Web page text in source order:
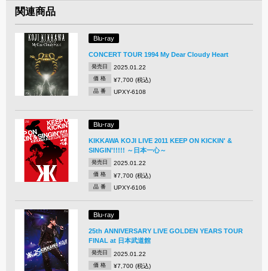
関連商品
Blu-ray
CONCERT TOUR 1994 My Dear Cloudy Heart
発売日 2025.01.22
価 格 ¥7,700 (税込)
品 番 UPXY-6108
Blu-ray
KIKKAWA KOJI LIVE 2011 KEEP ON KICKIN' &
SINGIN'!!!!! ～日本一心～
発売日 2025.01.22
価 格 ¥7,700 (税込)
品 番 UPXY-6106
Blu-ray
25th ANNIVERSARY LIVE GOLDEN YEARS TOUR
FINAL at 日本武道館
発売日 2025.01.22
価 格 ¥7,700 (税込)